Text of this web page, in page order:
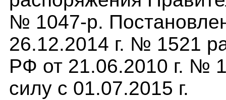
№ 1047-р.
26.12.2014 г. № 1521
РФ от 21.06.2010 г. №
силу с 01.07.2015 г.